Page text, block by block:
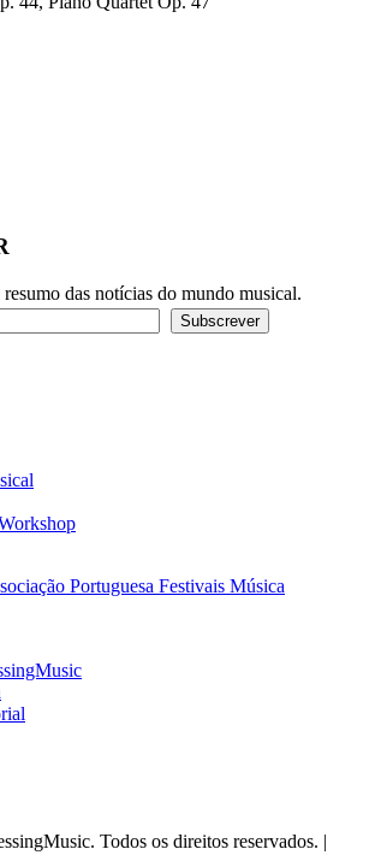
resumo das notícias do mundo musical.
Todos os direitos reservados. |